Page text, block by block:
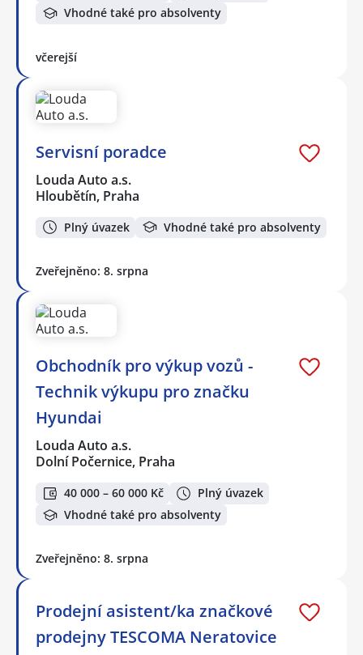
Vhodné také pro absolventy
včerejší
Servisní poradce
Louda Auto a.s.
Hloubětín, Praha
Plný úvazek Vhodné také pro absolventy
Zveřejněno: 8. srpna
Obchodník pro výkup vozů -
Technik výkupu pro značku
Hyundai
Louda Auto a.s.
Dolní Počernice, Praha
40 000 – 60 000 Kč
Plný úvazek
Vhodné také pro absolventy
Zveřejněno: 8. srpna
Prodejní asistent/ka značkové
prodejny TESCOMA Neratovice